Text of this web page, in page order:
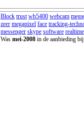
Block trust wb5400 webcam
zeer megapixel face tracking-
messenger skype software realtime
Was mei-2008 in de aanbieding bij